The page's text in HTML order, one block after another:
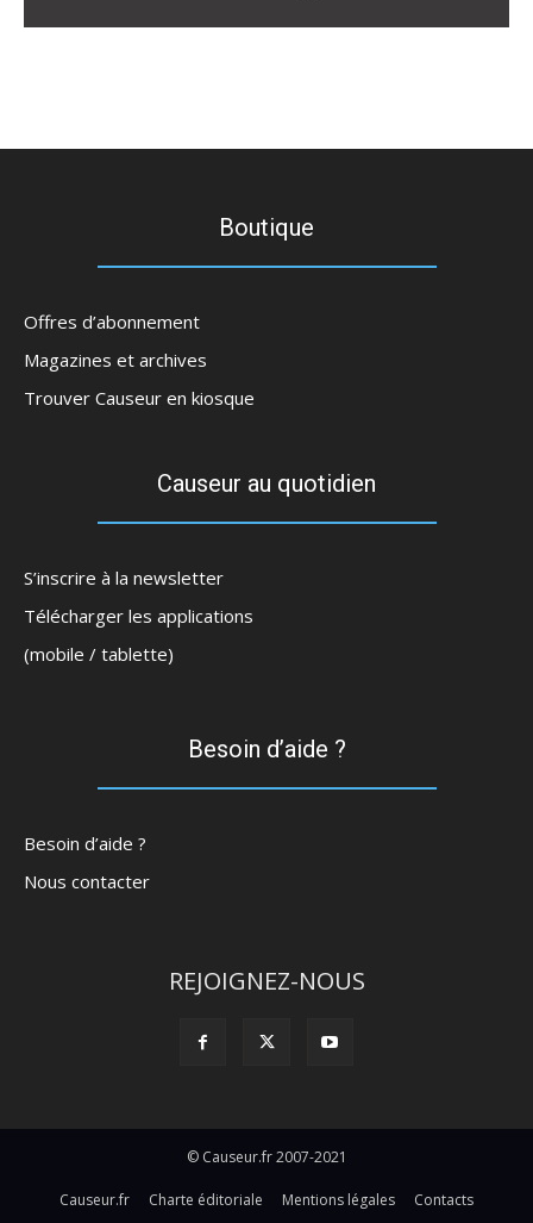
Boutique
Offres d’abonnement
Magazines et archives
Trouver Causeur en kiosque
Causeur au quotidien
S’inscrire à la newsletter
Télécharger les applications
(mobile / tablette)
Besoin d’aide ?
Besoin d’aide ?
Nous contacter
REJOIGNEZ-NOUS
© Causeur.fr 2007-2021
Causeur.fr Charte éditoriale Mentions légales Contacts